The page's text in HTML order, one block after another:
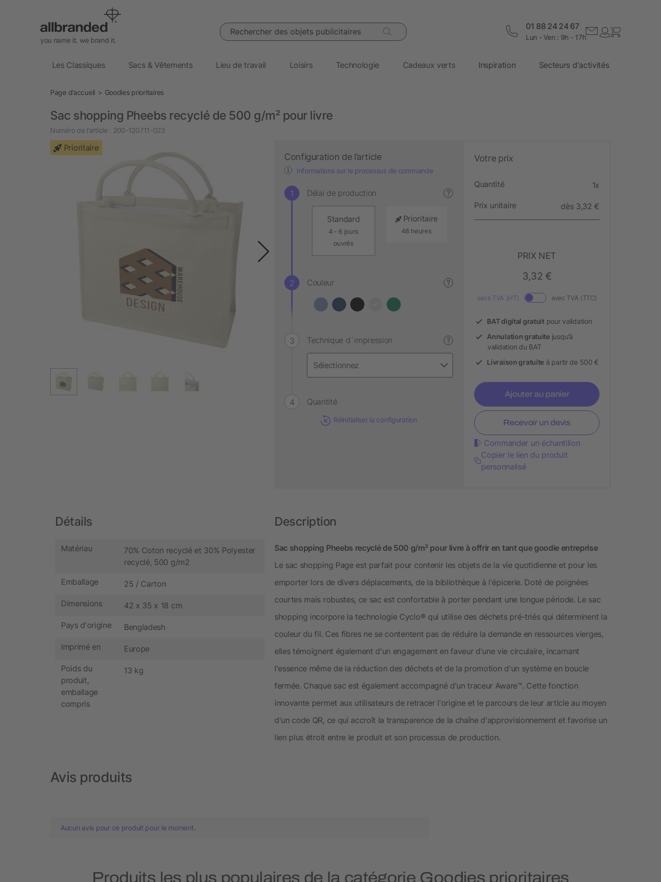
you name it. we brand it.
Rechercher des objets publicitaires 01 88 24 24 67
Lun - Ven : 9h - 17h
Les Classiques Sacs & Vêtements Lieu de travail Loisirs Technologie Cadeaux verts Inspiration Secteurs d'activités
Page d’accueil Goodies prioritaires
Sac shopping Pheebs recyclé de 500 g/m² pour livre
Numéro de l’article : 200-120711-023
Prioritaire
Configuration de l’article
Informations sur le processus de commande
Délai de production ?
Standard
4 - 6 jours
ouvrés
Prioritaire
48 heures
Couleur ?
Technique d´impression ?
Quantité
Réinitialiser la configuration
Votre prix
Quantité 1x
Prix unitaire dès 3,32 €
PRIX NET
3,32 €
sans TVA (HT) avec TVA (TTC)
BAT digital gratuitpour validation
Annulation gratuitejusqu’à
validation du BAT
Livraison gratuite à partir de 500 €
Ajouter au panier
Recevoir un devis
Commander un échantillon
Copier le lien du produit
personnalisé
Détails
Matériau
70% Coton recyclé et 30% Polyester
recyclé, 500 g/m2
Emballage 25 / Carton
Dimensions 42 x 35 x 18 cm
Pays d'origine Bengladesh
Imprimé en Europe
Poids du
produit,
emballage
compris
13 kg
Description
Sac shopping Pheebs recyclé de 500 g/m² pour livre à offrir en tant que goodie entreprise
Le sac shopping Page est parfait pour contenir les objets de la vie quotidienne et pour les
emporter lors de divers déplacements, de la bibliothèque à l'épicerie. Doté de poignées
courtes mais robustes, ce sac est confortable à porter pendant une longue période. Le sac
shopping incorpore la technologie Cyclo® qui utilise des déchets pré-triés qui déterminent la
couleur du fil. Ces fibres ne se contentent pas de réduire la demande en ressources vierges,
elles témoignent également d'un engagement en faveur d'une vie circulaire, incarnant
l'essence même de la réduction des déchets et de la promotion d'un système en boucle
fermée. Chaque sac est également accompagné d'un traceur Aware™. Cette fonction
innovante permet aux utilisateurs de retracer l'origine et le parcours de leur article au moyen
d'un code QR, ce qui accroît la transparence de la chaîne d'approvisionnement et favorise un
lien plus étroit entre le produit et son processus de production.
Avis produits
Aucun avis pour ce produit pour le moment.
Produits les plus populaires de la catégorie Goodies prioritaires